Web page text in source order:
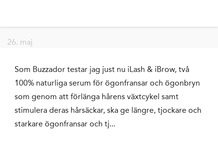
26. maj
Som Buzzador testar jag just nu iLash & iBrow, två
100% naturliga serum för ögonfransar och ögonbryn
som genom att förlänga hårens växtcykel samt
stimulera deras hårsäckar, ska ge längre, tjockare och
starkare ögonfransar och tj...